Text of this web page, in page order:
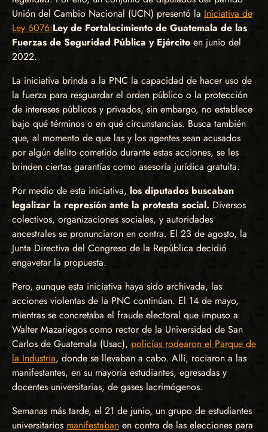
Unión del Cambio Nacional (UCN) presentó la Iniciativa de
Ley 6076:Ley de Fortalecimiento de Guatemala de las
Fuerzas de Seguridad Pública y Ejército en junio del
2022.
La iniciativa brinda a la PNC la capacidad de hacer uso de
la fuerza para resguardar el orden público o la protección
de intereses públicos y privados, sin embargo, no establece
bajo qué términos o en qué circunstancias. Busca también
que, al momento de que las y los agentes sean acusados
por algún delito cometido durante estas acciones, se les
brinden ciertas garantías como asesoría jurídica gratuita.
Por medio de esta iniciativa, los diputados buscaban
legalizar la represión ante la protesta social. Diversos
colectivos, organizaciones sociales, y autoridades
ancestrales se pronunciaron en contra. El 23 de agosto, la
Junta Directiva del Congreso de la República decidió
engavetar la propuesta.
Pero, aunque esta iniciativa haya sido archivada, las
acciones violentas de la PNC continúan. El 14 de mayo,
mientras se concretaba el fraude electoral que impuso a
Walter Mazariegos como rector de la Universidad de San
Carlos de Guatemala (Usac), policías rodearon el Parque de
la Industria, donde se llevaban a cabo. Allí, rociaron a las
manifestantes, en su mayoría estudiantes, egresadas y
docentes universitarias, de gases lacrimógenos.
Semanas más tarde, el 21 de junio, un grupo de estudiantes
universitarios manifestaban en contra de las elecciones para